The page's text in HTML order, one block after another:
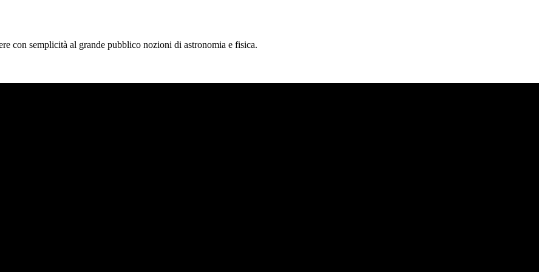
con semplicità al grande pubblico nozioni di astronomia e fisica.